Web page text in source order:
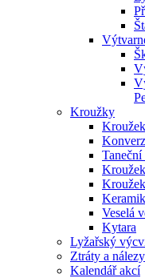
Kroužky
Veselá
Kytara
Lyžařský
Ztráty a nálezy
Kalendář akcí